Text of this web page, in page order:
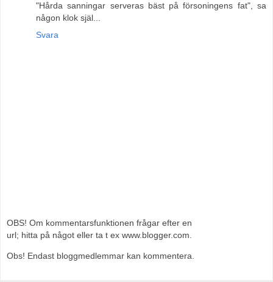
"Hårda sanningar serveras bäst på försoningens fat", sa
någon klok själ...
Svara
OBS! Om kommentarsfunktionen frågar efter en
url; hitta på något eller ta t ex www.blogger.com.
Obs! Endast bloggmedlemmar kan kommentera.